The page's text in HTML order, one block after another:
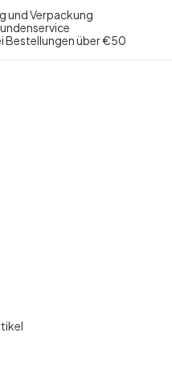
und Verpackung
Bestellungen über €50